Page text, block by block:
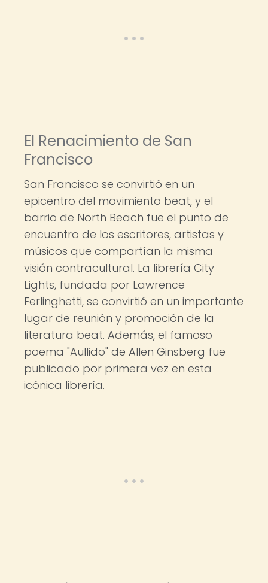
El Renacimiento de San
Francisco
San Francisco se convirtió en un
epicentro del movimiento beat, y el
barrio de North Beach fue el punto de
encuentro de los escritores, artistas y
músicos que compartían la misma
visión contracultural. La librería City
Lights, fundada por Lawrence
Ferlinghetti, se convirtió en un importante
lugar de reunión y promoción de la
literatura beat. Además, el famoso
poema "Aullido" de Allen Ginsberg fue
publicado por primera vez en esta
icónica librería.